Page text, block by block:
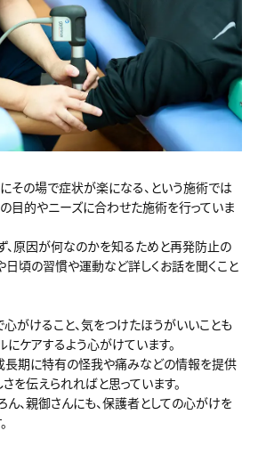
その場で症状が楽になる、という施術では
の目的やニーズに合わせた施術を行っていま
、原因が何なのかを知るためと再発防止の
日頃の習慣や運動など詳しくお話を聞くこと
心がけること、気をつけたほうがいいことも
にケアするよう心がけています。
長期に特有の怪我や痛みなどの情報を提供
を伝えられればと思っています。
ん、親御さんにも、保護者としての心がけを